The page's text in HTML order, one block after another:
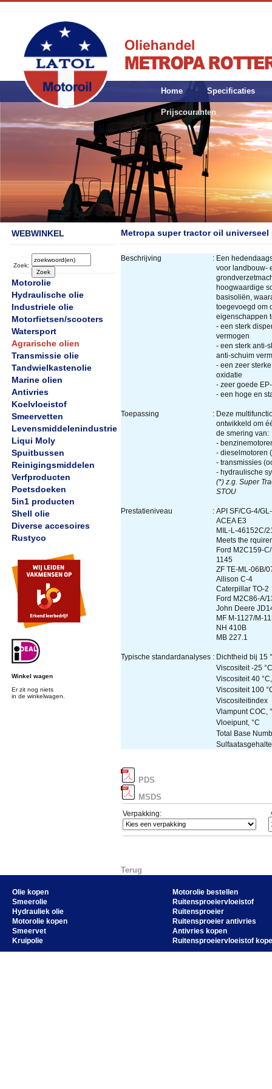
Home Specificaties
Prijscouranten
WEBWINKEL
Zoek:
Motorolie
Hydraulische olie
Industriele olie
Motorfietsen/scooters
Watersport
Agrarische olien
Transmissie olie
Tandwielkastenolie
Marine olien
Antivries
Koelvloeistof
Smeervetten
Levensmiddelenindustrie
Liqui Moly
Spuitbussen
Reinigingsmiddelen
Verfproducten
Poetsdoeken
5in1 producten
Shell olie
Diverse accesoires
Rustyco
Winkel wagen
Er zit nog niets
in de winkelwagen.
Metropa super tractor oil universeel
Beschrijving : Een
voor landbouw-
hoogwaardige
basisoliën,
toegevoegd om
eigenschappen
- een sterk
vermogen
- een sterk anti-
anti-schuim
- een zeer
oxidatie
- zeer goede
- een hoge en
Toepassing : Deze
ontwikkeld om
de smering van:
-
- dieselmotoren
- transmissies
- hydraulische
(*) z.g. Super
STOU
Prestatieniveau : API SF/CG-4/
ACEA E3
MIL-L-46152C/
Meets the
Ford M2C159-
1145
ZF TE-ML-06B/
Allison C-4
Caterpillar TO-2
Ford M2C86-A/
John Deere
MF M-1127/M-
NH 410B
MB 227.1
Typische standardanalyses : Dichtheid bij 15
Viscositeit -25
Viscositeit 40
Viscositeit 100
Viscositeitindex
Vlampunt COC,
Vloeipunt, °C
Total Base
PDS
MSDS
Verpakking:
Terug
Olie kopen
Smeerolie
Hydrauliek olie
Motorolie kopen
Smeervet
Kruipolie
Motorolie bestellen
Ruitensproeiervloeistof
Ruitensproeier
Ruitensproeier antivries
Antivries kopen
Ruitensproeiervloeistof